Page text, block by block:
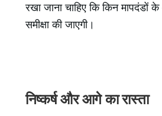
रखा जाना चाहिए कि किन मापदंडों
समीक्षा की जाएगी।
निष्कर्ष और आगे का रास्ता